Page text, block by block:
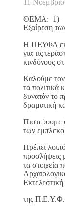
11
ΘΕΜΑ: 1)
Εξαίρεση
Η ΠΕΥΦΑ
για τις
κινδύνους
Καλούμε
τα πολιτικά
δυνατόν το
δραματική
Πιστεύουμε
των
Πρέπει
προσλήψεις
τα στοιχεία
της